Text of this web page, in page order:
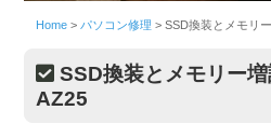
Home > パソコン修理 >SSD換装とメモリ
SSD換装とメモリー
AZ25